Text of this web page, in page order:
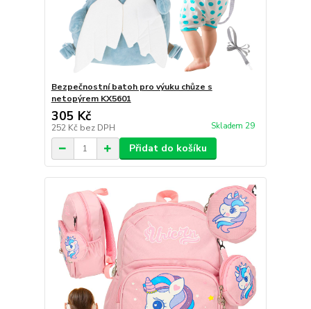
Bezpečnostní batoh pro výuku chůze s
netopýrem KX5601
305 Kč
252 Kč bez DPH Skladem 29
Přidat do košíku